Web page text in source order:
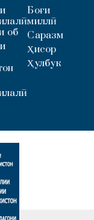
об
Боғи
миллӣ
Саразм
Ҳисор
Ҳулбук